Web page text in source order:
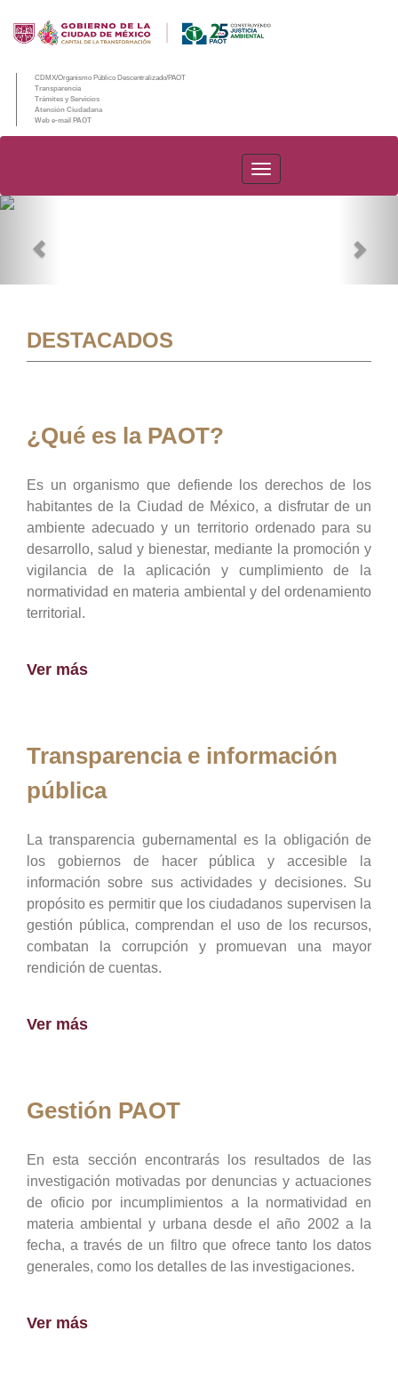
CDMX/Organismo Público Descentralizado/PAOT
Transparencia
Trámites y Servicios
Atención Ciudadana
Web e-mail PAOT
PAOT
DESTACADOS
¿Qué es la PAOT?
Es un organismo que defiende los derechos de los
habitantes de la Ciudad de México, a disfrutar de un
ambiente adecuado y un territorio ordenado para su
desarrollo, salud y bienestar, mediante la promoción y
vigilancia de la aplicación y cumplimiento de la
normatividad en materia ambiental y del ordenamiento
territorial.
Ver más
Transparencia e información
pública
La transparencia gubernamental es la obligación de
los gobiernos de hacer pública y accesible la
información sobre sus actividades y decisiones. Su
propósito es permitir que los ciudadanos supervisen la
gestión pública, comprendan el uso de los recursos,
combatan la corrupción y promuevan una mayor
rendición de cuentas.
Ver más
Gestión PAOT
En esta sección encontrarás los resultados de las
investigación motivadas por denuncias y actuaciones
de oficio por incumplimientos a la normatividad en
materia ambiental y urbana desde el año 2002 a la
fecha, a través de un filtro que ofrece tanto los datos
generales, como los detalles de las investigaciones.
Ver más